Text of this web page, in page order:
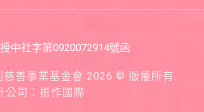
慈善事業基金會 2026 © 版權所有.
公司 ：振作國際
中社字第0920072914號函